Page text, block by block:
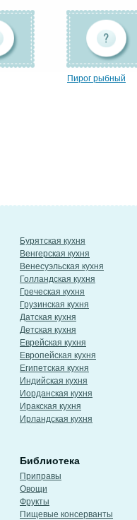
Пирог рыбный
Бурятская кухня
Венгерская кухня
Венесуэльская кухня
Голландская кухня
Греческая кухня
Грузинская кухня
Датская кухня
Детская кухня
Еврейская кухня
Европейская кухня
Египетская кухня
Индийская кухня
Иорданская кухня
Иракская кухня
Ирландская кухня
Библиотека
Приправы
Овощи
Фрукты
Пищевые консерванты